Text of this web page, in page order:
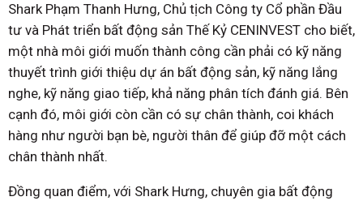
Shark Phạm Thanh Hưng, Chủ tịch Công ty Cổ phần Đầu
tư và Phát triển bất động sản Thế Kỷ CENINVEST cho biết,
một nhà môi giới muốn thành công cần phải có kỹ năng
thuyết trình giới thiệu dự án bất động sản, kỹ năng lắng
nghe, kỹ năng giao tiếp, khả năng phân tích đánh giá. Bên
cạnh đó, môi giới còn cần có sự chân thành, coi khách
hàng như người bạn bè, người thân để giúp đỡ một cách
chân thành nhất.
Đồng quan điểm, với Shark Hưng, chuyên gia bất động